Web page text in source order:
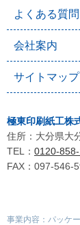
よくある質問
会社案内
サイトマップ
極東印刷紙工株
住所：大分県大
TEL： 0120-
FAX：097-546-
事業内容：パッケ